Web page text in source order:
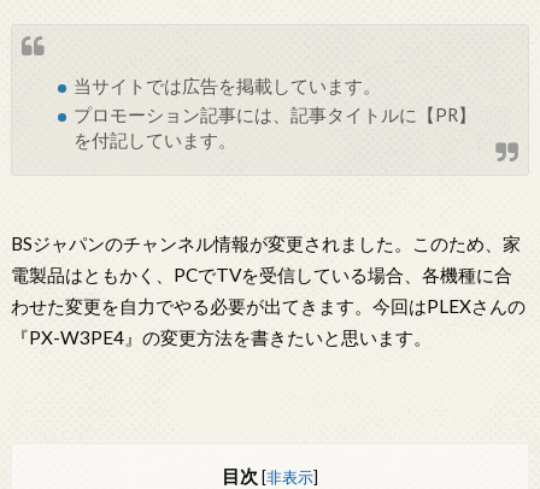
当サイトでは広告を掲載しています。
プロモーション記事には、記事タイトルに【PR】
を付記しています。
BSジャパンのチャンネル情報が変更されました。このため、家
電製品はともかく、PCでTVを受信している場合、各機種に合
わせた変更を自力でやる必要が出てきます。今回はPLEXさんの
『PX-W3PE4』の変更方法を書きたいと思います。
目次 [非表示]